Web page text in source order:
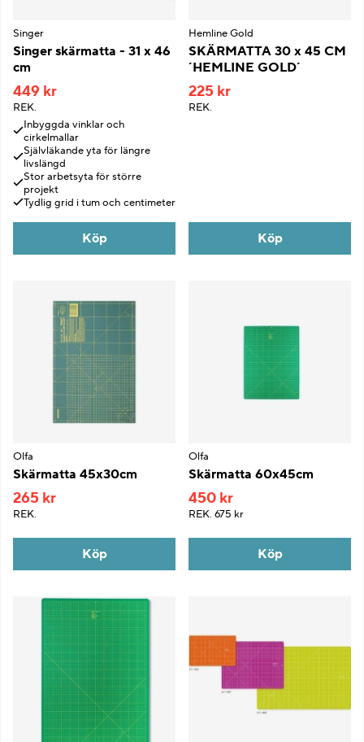
Singer
Singer skärmatta - 31 x 46
cm
449 kr
REK.
Inbyggda vinklar och
cirkelmallar
Självläkande yta för längre
livslängd
Stor arbetsyta för större
projekt
Tydlig grid i tum och centimeter
Köp
Hemline Gold
SKÄRMATTA 30 x 45 CM
´HEMLINE GOLD´
225 kr
REK.
Köp
Olfa
Skärmatta 45x30cm
265 kr
REK.
Köp
Olfa
Skärmatta 60x45cm
450 kr
REK. 675 kr
Köp